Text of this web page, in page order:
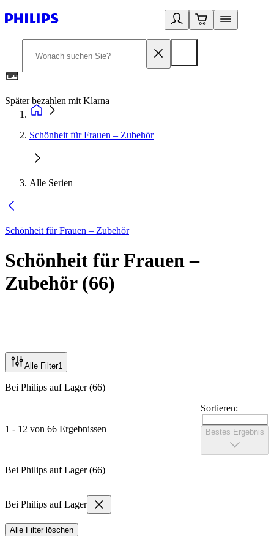
Später bezahlen mit Klarna
Schönheit für Frauen – Zubehör
Alle Serien
Schönheit für Frauen – Zubehör
Schönheit für Frauen –
Zubehör(66)
Alle Filter1
Bei Philips auf Lager (66)
1 - 12 von 66 Ergebnissen
Sortieren:
Bestes Ergebnis
Bei Philips auf Lager (66)
Bei Philips auf Lager
Alle Filter löschen